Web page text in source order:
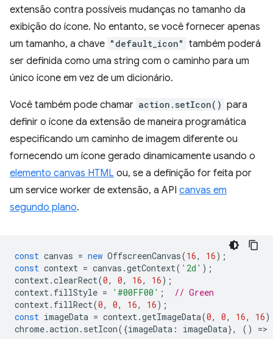
extensão contra possíveis mudanças no tamanho da
exibição do ícone. No entanto, se você fornecer apenas
um tamanho, a chave "default_icon" também poderá
ser definida como uma string com o caminho para um
único ícone em vez de um dicionário.
Você também pode chamar action.setIcon() para
definir o ícone da extensão de maneira programática
especificando um caminho de imagem diferente ou
fornecendo um ícone gerado dinamicamente usando o
elemento canvas HTML ou, se a definição for feita por
um service worker de extensão, a API canvas em
segundo plano.
const canvas = new OffscreenCanvas(16, 16);
const context = canvas .getContext( '2d' );
context.clearRect(0, 0, 16, 16);
context. fillStyle = '#00FF00' ;
// Green
context. fillRect(0, 0, 16, 16);
const imageData = context.getImageData(0, 0, 16, 16
chrome.action . setIcon({imageData : imageData}, () =>